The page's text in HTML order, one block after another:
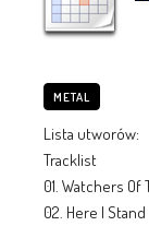
METAL
Lista utworów:
Tracklist
01. Watchers Of
02. Here I Stand